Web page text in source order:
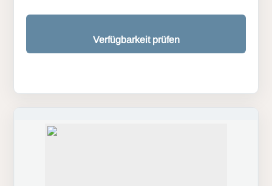
Verfügbarkeit prüfen